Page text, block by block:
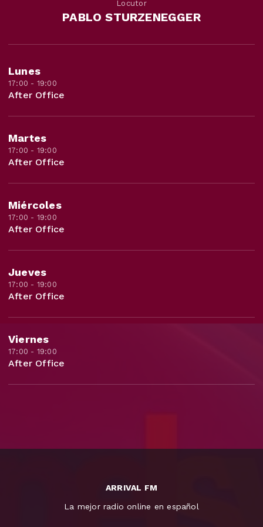
Locutor
PABLO STURZENEGGER
Lunes
17:00 - 19:00
After Office
Martes
17:00 - 19:00
After Office
Miércoles
17:00 - 19:00
After Office
Jueves
17:00 - 19:00
After Office
Viernes
17:00 - 19:00
After Office
ARRIVAL FM
La mejor radio online en español